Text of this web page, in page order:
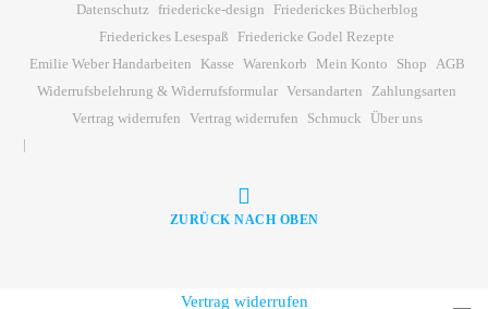
Datenschutz
friedericke-design
Friederickes Bücherblog
Friederickes Lesespaß
Friedericke Godel Rezepte
Emilie Weber Handarbeiten
Kasse Warenkorb Mein Konto Shop AGB
Widerrufsbelehrung & Widerrufsformular Versandarten Zahlungsarten
Vertrag widerrufen Vertrag widerrufen Schmuck Über uns
ZURÜCK NACH OBEN
Vertrag widerrufen